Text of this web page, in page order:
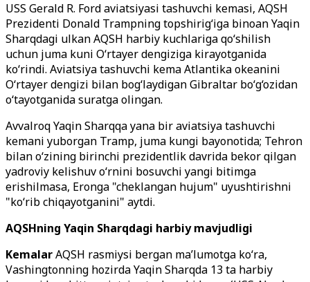
USS Gerald R. Ford aviatsiyasi tashuvchi kemasi, AQSH
Prezidenti Donald Trampning topshirig‘iga binoan Yaqin
Sharqdagi ulkan AQSH harbiy kuchlariga qo‘shilish
uchun juma kuni O‘rtayer dengiziga kirayotganida
ko‘rindi. Aviatsiya tashuvchi kema Atlantika okeanini
O‘rtayer dengizi bilan bog‘laydigan Gibraltar bo‘g‘ozidan
o‘tayotganida suratga olingan.
Avvalroq Yaqin Sharqqa yana bir aviatsiya tashuvchi
kemani yuborgan Tramp, juma kungi bayonotida; Tehron
bilan o‘zining birinchi prezidentlik davrida bekor qilgan
yadroviy kelishuv o‘rnini bosuvchi yangi bitimga
erishilmasa, Eronga "cheklangan hujum" uyushtirishni
"ko‘rib chiqayotganini" aytdi.
AQSHning Yaqin Sharqdagi harbiy mavjudligi
KemalarAQSH rasmiysi bergan ma’lumotga ko‘ra,
Vashingtonning hozirda Yaqin Sharqda 13 ta harbiy